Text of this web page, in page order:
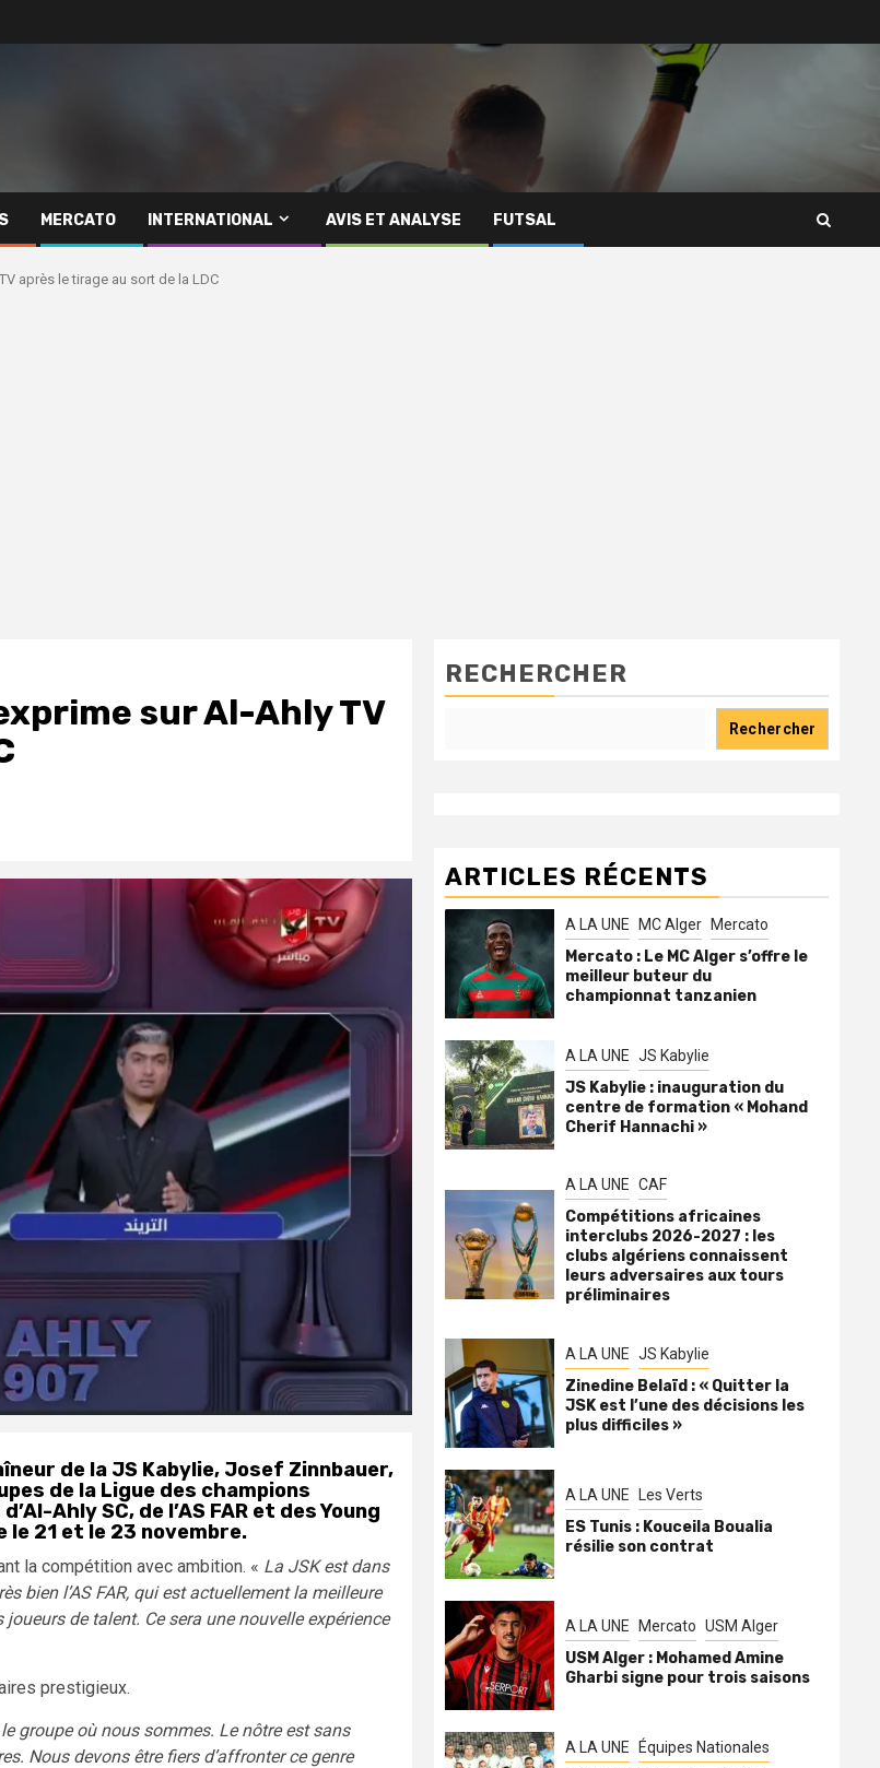
MERCATO INTERNATIONAL AVIS ET ANALYSE FUTSAL
après le tirage au sort de la LDC
sur Al-Ahly TV
de la JS Kabylie, Josef Zinnbauer,
de la Ligue des champions
Ahly SC, de l’AS FAR et des Young
21 et le 23 novembre.
la compétition avec ambition. « La JSK est dans
bien l’AS FAR, qui est actuellement la meilleure
de talent. Ce sera une nouvelle expérience
prestigieux.
groupe où nous sommes. Le nôtre est sans
Nous devons être fiers d’affronter ce genre
RECHERCHER
Rechercher
ARTICLES RÉCENTS
A LA UNE MC Alger Mercato
Mercato : Le MC Alger s’offre le
meilleur buteur du
championnat tanzanien
A LA UNE JS Kabylie
JS Kabylie : inauguration du
centre de formation « Mohand
Cherif Hannachi »
A LA UNE CAF
Compétitions africaines
interclubs 2026-2027 : les
clubs algériens connaissent
leurs adversaires aux tours
préliminaires
A LA UNE JS Kabylie
Zinedine Belaïd : « Quitter la
JSK est l’une des décisions les
plus difficiles »
A LA UNE Les Verts
ES Tunis : Kouceila Boualia
résilie son contrat
A LA UNE Mercato USM Alger
USM Alger : Mohamed Amine
Gharbi signe pour trois saisons
A LA UNE Équipes Nationales